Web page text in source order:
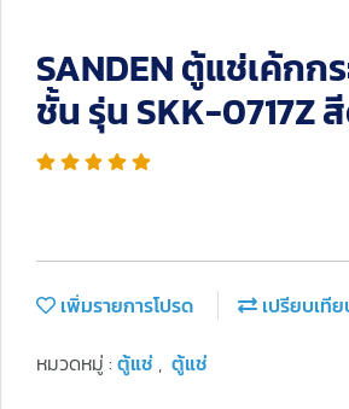
SANDEN ตู้แช่เค้กก
ชั้น รุ่น SKK-0717Z
เพิ่มรายการโปรด
เปรียบเที
หมวดหมู่ : ตู้แช่ , ตู้แช่